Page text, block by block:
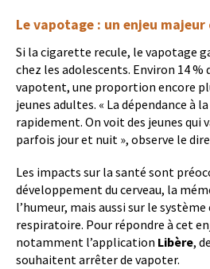
Le vapotage : un enjeu majeur
Si la cigarette recule, le vapotage
chez les adolescents. Environ 14 %
vapotent, une proportion encore
jeunes adultes. « La dépendance à
rapidement. On voit des jeunes qui
parfois jour et nuit », observe le
Les impacts sur la santé sont
développement du cerveau, la
l’humeur, mais aussi sur le
respiratoire. Pour répondre à cet
notamment l’application Libère,
souhaitent arrêter de vapoter.